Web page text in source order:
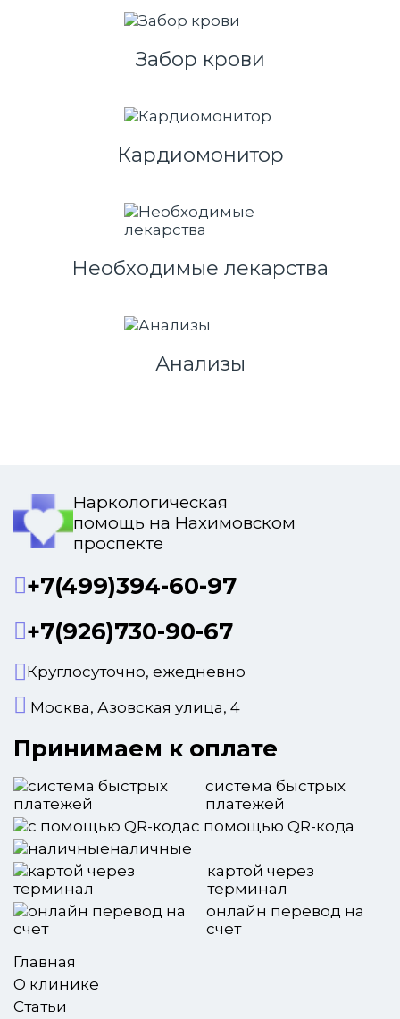
Забор крови
Кардиомонитор
Необходимые лекарства
Анализы
Наркологическая
помощь на Нахимовском
проспекте
+7(499)394-60-97
+7(926)730-90-67
Круглосуточно, ежедневно
Москва, Азовская улица, 4
Принимаем к оплате
система быстрых
платежей
с помощью QR-кода
наличные
картой через
терминал
онлайн перевод на
счет
Главная
О клинике
Статьи